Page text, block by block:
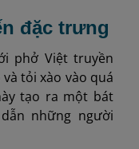
đặc trưng
phở Việt truyền
tỏi xào vào quá
tạo ra một bát
những người